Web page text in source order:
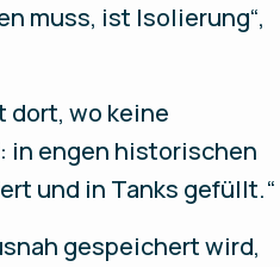
muss, ist Isolierung“,
dort, wo keine
in engen historischen
und in Tanks gefüllt.“
gespeichert wird,